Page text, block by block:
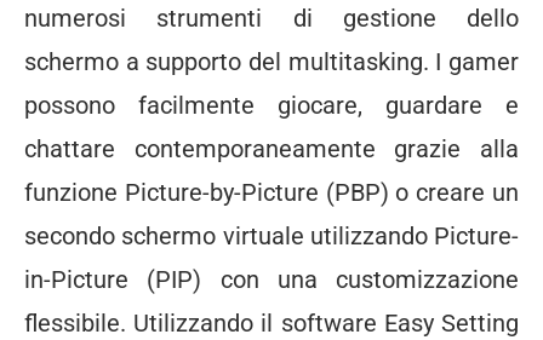
numerosi strumenti di gestione dello
schermo a supporto del multitasking. I gamer
possono facilmente giocare, guardare e
chattare contemporaneamente grazie alla
funzione Picture-by-Picture (PBP) o creare un
secondo schermo virtuale utilizzando Picture-
in-Picture (PIP) con una customizzazione
flessibile. Utilizzando il software Easy Setting